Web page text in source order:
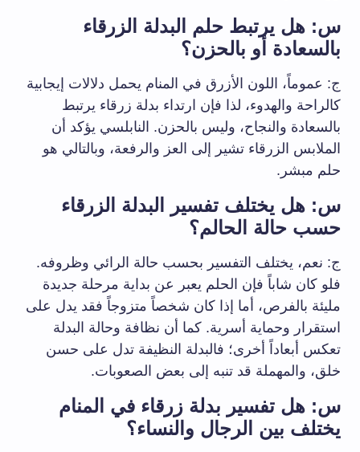
س: هل يرتبط حلم البدلة الزرقاء
بالسعادة أو بالحزن؟
ج: عموماً، اللون الأزرق في المنام يحمل دلالات إيجابية
كالراحة والهدوء، لذا فإن ارتداء بدلة زرقاء يرتبط
بالسعادة والنجاح، وليس بالحزن. النابلسي يؤكد أن
الملابس الزرقاء تشير إلى العز والرفعة، وبالتالي هو
حلم مبشر.
س: هل يختلف تفسير البدلة الزرقاء
حسب حالة الحالم؟
ج: نعم، يختلف التفسير بحسب حالة الرائي وظروفه.
فلو كان شاباً فإن الحلم يعبر عن بداية مرحلة جديدة
مليئة بالفرص، أما إذا كان شخصاً متزوجاً فقد يدل على
استقرار وحماية أسرية. كما أن نظافة وحالة البدلة
تعكس أبعاداً أخرى؛ فالبدلة النظيفة تدل على حسن
خلق، والمهملة قد تنبه إلى بعض الصعوبات.
س: هل تفسير بدلة زرقاء في المنام
يختلف بين الرجال والنساء؟